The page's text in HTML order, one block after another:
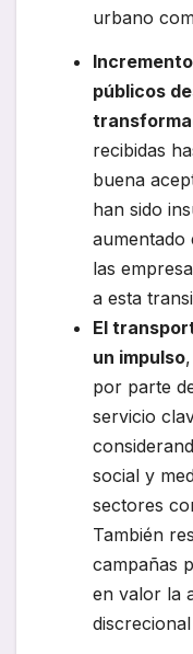
urbano
públicos
recibidas
buena
han sido
aumentado
las
a esta
El
un impulso
por parte
servicio
social y
sectores
También
campañas
en valor la